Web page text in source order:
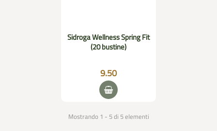
Sidroga Wellness Spring Fit
(20 bustine)
9.50
Mostrando 1 - 5 di 5 elementi